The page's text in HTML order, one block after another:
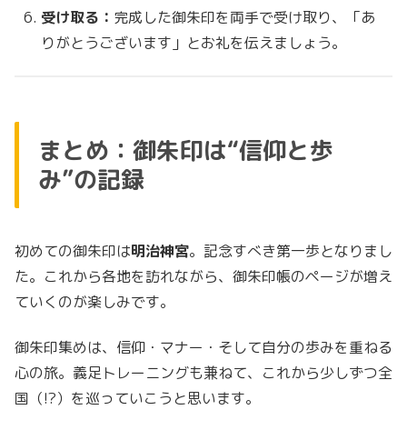
受け取る： 完成した御朱印を両手で受け取り、「あ
りがとうございます」とお礼を伝えましょう。
まとめ：御朱印は“信仰と歩
み”の記録
初めての御朱印は明治神宮。記念すべき第一歩となりまし
た。これから各地を訪れながら、御朱印帳のページが増え
ていくのが楽しみです。
御朱印集めは、信仰・マナー・そして自分の歩みを重ねる
心の旅。義足トレーニングも兼ねて、これから少しずつ全
国（!?）を巡っていこうと思います。